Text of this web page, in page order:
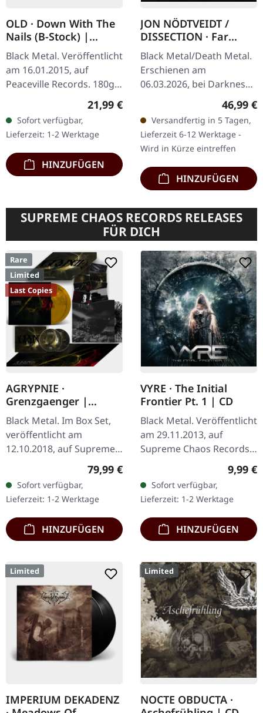
OLD · Down With The
Nails (B-Stock) |
BLACK LP
Black Metal. Veröffentlicht
am 16.01.2015, auf
Peaceville Records. 180g
schwarzes Vinyl im
Standard-Cover. Deluxe
Limited Edition. B-Stock:
Eine Ecke…
Regulärer Preis:
21,99 €
Sofort verfügbar,
Lieferzeit: 1-2 Werktage
HINZUFÜGEN
JON NÖDTVEIDT /
DISSECTION · Far
Beyond All Light - The
Life, Death and
Legacy of Jon
Nödtveidt and
Edition) | HARDCOVER
BOOK
Black Metal/Death Metal.
Erschienen am
06.03.2026, bei Darkness
Shall Rise Productions.
ENGLISCHE AUSGABE.
Zweite Auflage. 240-
seitiges mattes…
46,99 €
Versandfertig in 5 Tagen,
Lieferzeit 6-12 Werktage -
Wird in Kürze eintreffen
HINZUFÜGEN
SUPREME CHAOS RECORDS RELEASES
FÜR DICH
Rare
Limited
Last Copies
AGRYPNIE ·
Grenzgaenger |
DELUXE GOLD/CLEAR
4LP BOX SET
Black Metal. Im Box Set,
veröffentlicht am
12.10.2018, auf Supreme
Chaos Records. Eine
noble Box, die die beiden
Agrypnie-Alben
"Grenzgænger" und…
Regulärer Preis:
79,99 €
Sofort verfügbar,
Lieferzeit: 1-2 Werktage
HINZUFÜGEN
VYRE · The Initial
Frontier Pt. 1 | CD
Black Metal. Veröffentlicht
am 29.11.2013, auf
Supreme Chaos Records.
CD im Jewelcase mit 8-
seitigem Booklet. Was
passiert, wenn drei
kosmische…
9,99 €
Sofort verfügbar,
Lieferzeit: 1-2 Werktage
HINZUFÜGEN
Limited
IMPERIUM DEKADENZ
Limited
NOCTE OBDUCTA ·